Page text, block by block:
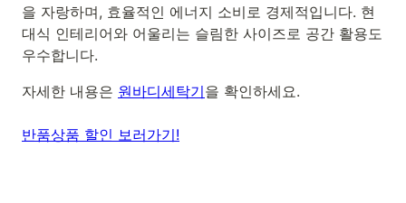
을 자랑하며, 효율적인 에너지 소비로 경제적입니다. 현
대식 인테리어와 어울리는 슬림한 사이즈로 공간 활용도
우수합니다.
자세한 내용은 원바디세탁기을 확인하세요.
반품상품 할인 보러가기!